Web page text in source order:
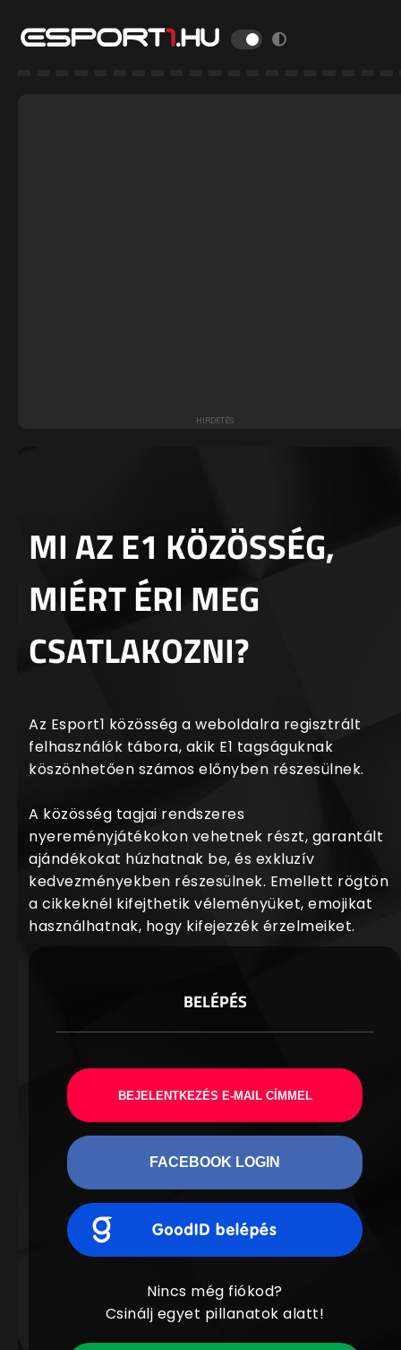
MI AZ E1 KÖZÖSSÉG,
MIÉRT ÉRI MEG
CSATLAKOZNI?
Az Esport1 közösség a weboldalra regisztrált
felhasználók tábora, akik E1 tagságuknak
köszönhetően számos előnyben részesülnek.
A közösség tagjai rendszeres
nyereményjátékokon vehetnek részt, garantált
ajándékokat húzhatnak be, és exkluzív
kedvezményekben részesülnek. Emellett rögtön
a cikkeknél kifejthetik véleményüket, emojikat
használhatnak, hogy kifejezzék érzelmeiket.
BELÉPÉS
BEJELENTKEZÉS E-MAIL CÍMMEL
FACEBOOK LOGIN
Nincs még fiókod?
Csinálj egyet pillanatok alatt!